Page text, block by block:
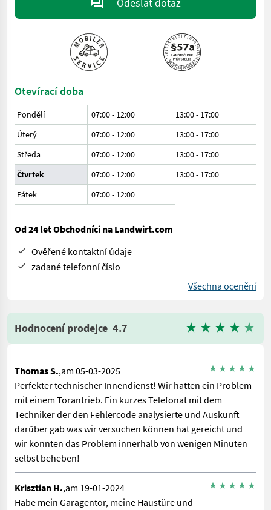
Otevírací doba
Pondělí 07:00 - 12:00
13:00 - 17:00
Úterý
07:00 - 12:00
13:00 - 17:00
Středa
07:00 - 12:00
13:00 - 17:00
Čtvrtek
07:00 - 12:00
13:00 - 17:00
Pátek
07:00- 12:00
Od 24 let Obchodníci na Landwirt.com
Ověřené kontaktní údaje
zadané telefonní číslo
Všechna ocenění
Hodnocení prodejce 4.7
Thomas S.,am 05-03-2025
Perfekter technischer Innendienst! Wir hatten ein Problem
mit einem Torantrieb. Ein kurzes Telefonat mit dem
Techniker der den Fehlercode analysierte und Auskunft
darüber gab was wir versuchen können hat gereicht und
wir konnten das Problem innerhalb von wenigen Minuten
selbst beheben!
Krisztian H.,am 19-01-2024
Habe mein Garagentor, meine Haustüre und